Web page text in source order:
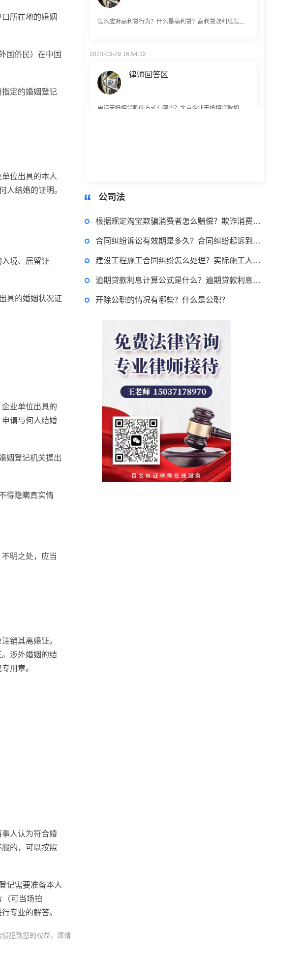
所在地的婚姻
国侨民）在中国
定的婚姻登记
位出具的本人
人结婚的证明。
境、居留证
具的婚姻状况证
业单位出具的
请与何人结婚
姻登记机关提出
得隐瞒真实情
明之处，应当
销其离婚证。
涉外婚姻的结
用章。
人认为符合婚
的，可以按照
记需要准备本人
（可当场拍
专业的解答。
犯到您的权益，烦请
律师回答区
小额贷款如何贷？小额贷款不还最终有什么后果？工行个人小额贷款的条件是什么？
公司法
根据规定淘宝欺骗消费者怎么赔偿？欺诈消费者行为是怎么判断的？
合同纠纷诉讼有效期是多久？合同纠纷起诉到开庭需要多久？
建设工程施工合同纠纷怎么处理？实际施工人如何追讨工程款？
逾期贷款利息计算公式是什么？逾期贷款利息怎么计算的？
开除公职的情况有哪些？什么是公职？